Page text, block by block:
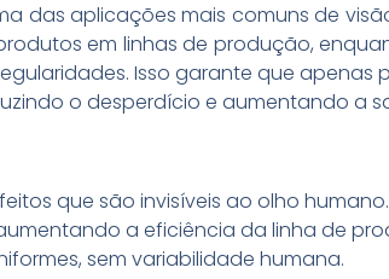
das aplicações mais comuns de
em linhas de produção,
Isso garante que
o desperdício e aumentando a
que são invisíveis ao olho humano.
a eficiência da linha de
sem variabilidade humana.